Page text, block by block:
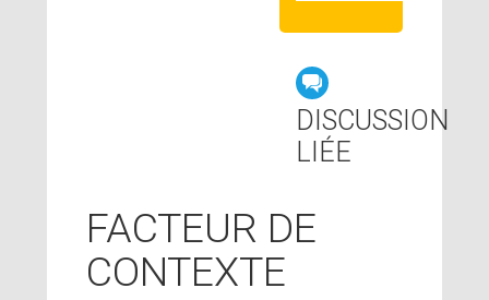
DISCUSSION
LIÉE
FACTEUR DE
CONTEXTE